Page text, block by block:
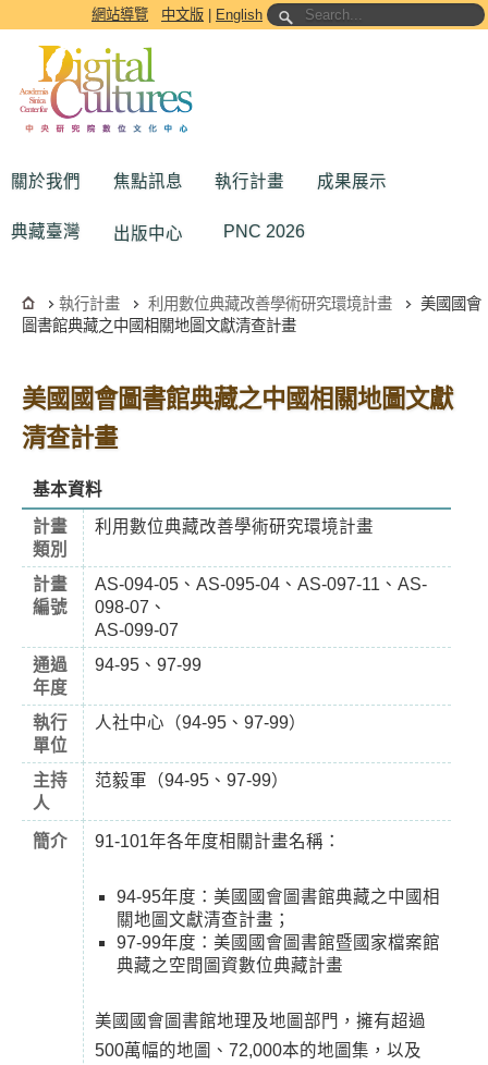
跳到主要內容區塊網站導覽 中文版 English
關於我們 焦點訊息 執行計畫 成果展示
典藏臺灣 出版中心 PNC 2026
執行計畫 利用數位典藏改善學術研究環境計畫
美國國會
圖書館典藏之中國相關地圖文獻清查計畫
美國國會圖書館典藏之中國相關地圖文獻
清查計畫
基本資料
計畫
類別
利用數位典藏改善學術研究環境計畫
計畫
編號
AS-094-05、AS-095-04、AS-097-11、AS-
098-07、
AS-099-07
通過
年度
94-95、97-99
執行
單位
人社中心（94-95、97-99）
主持
人
范毅軍（94-95、97-99）
簡介 91-101年各年度相關計畫名稱：
94-95年度：美國國會圖書館典藏之中國相
關地圖文獻清查計畫；
97-99年度：美國國會圖書館暨國家檔案館
典藏之空間圖資數位典藏計畫
美國國會圖書館地理及地圖部門，擁有超過
500萬幅的地圖、72,000本的地圖集，以及